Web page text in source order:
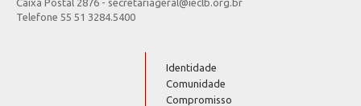
Caixa Postal 2876 - secretariageral@ieclb.org.br
Telefone 55 51 3284.5400
Identidade
Comunidade
Compromisso